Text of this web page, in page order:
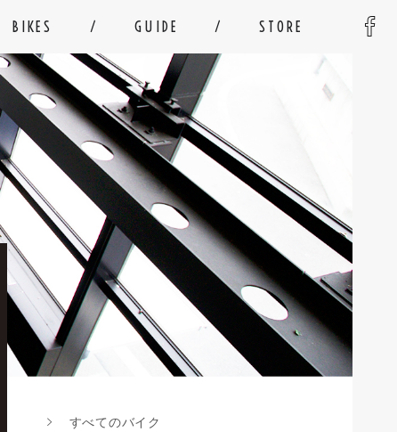
BIKES GUIDE STORE
すべてのバイク